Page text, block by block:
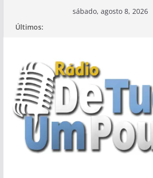
sábado, agosto 8, 2026
Últimos: